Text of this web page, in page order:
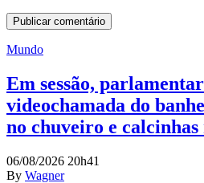
Mundo
Em sessão,
videochamada do
no chuveiro e calcinhas
06/08/2026 20h41
By Wagner